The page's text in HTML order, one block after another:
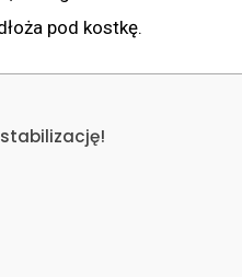
pod kostkę.
stabilizację!